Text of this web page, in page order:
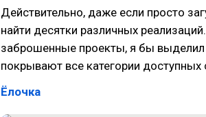
Действительно, даже если просто
найти десятки различных
заброшенные проекты, я бы
покрывают все категории доступных
Ёлочка